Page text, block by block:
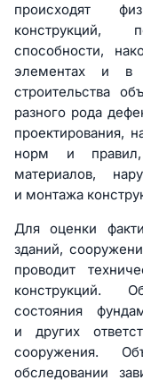
происходят
конструкций,
способности,
элементах и
строительства
разного рода
проектирования,
норм и правил,
материалов,
и монтажа
Для оценки
зданий,
проводит
конструкций.
состояния
и других
сооружения.
обследовании